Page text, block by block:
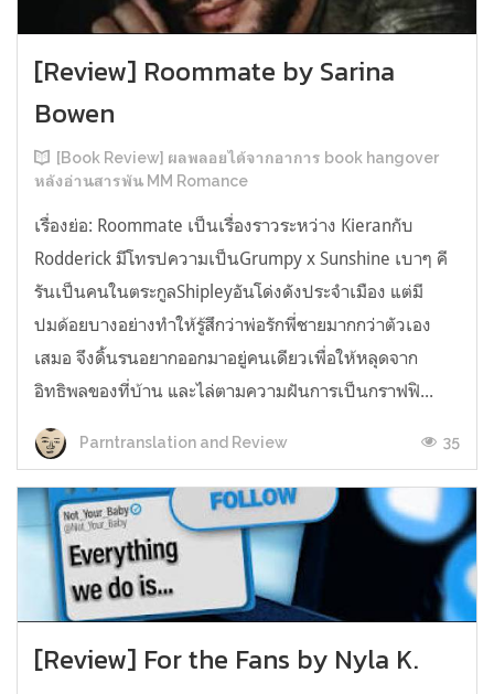
[Review] Roommate by Sarina
Bowen
[Book Review] ผลพลอยได้จากอาการ book hangover
หลังอ่านสารพัน MM Romance
เรื่องย่อ: Roommate เป็นเรื่องราวระหว่าง Kieranกับ
Rodderick มีโทรปความเป็นGrumpy x Sunshine เบาๆ คี
รันเป็นคนในตระกูลShipleyอันโด่งดังประจำเมือง แต่มี
ปมด้อยบางอย่างทำให้รู้สึกว่าพ่อรักพี่ชายมากกว่าตัวเอง
เสมอ จึงดิ้นรนอยากออกมาอยู่คนเดียวเพื่อให้หลุดจาก
อิทธิพลของที่บ้าน และไล่ตามความฝันการเป็นกราฟฟิ...
Parntranslation and Review 35
[Review] For the Fans by Nyla K.